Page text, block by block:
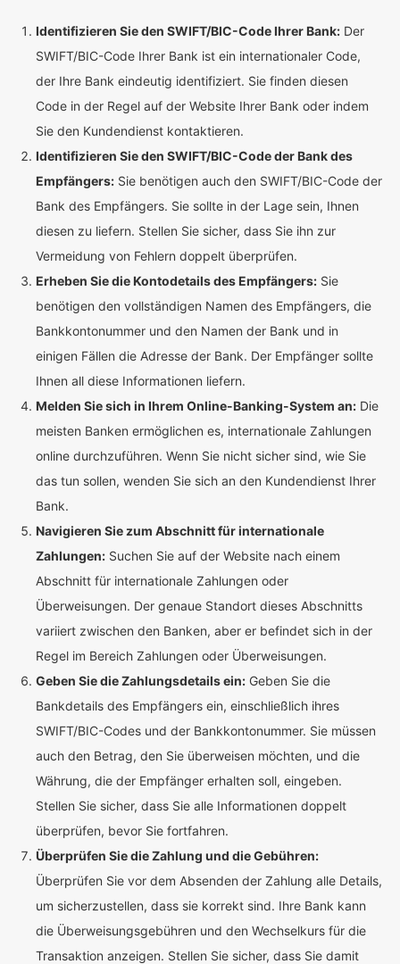
Identifizieren Sie den SWIFT/BIC-Code Ihrer Bank: Der
SWIFT/BIC-Code Ihrer Bank ist ein internationaler Code,
der Ihre Bank eindeutig identifiziert. Sie finden diesen
Code in der Regel auf der Website Ihrer Bank oder indem
Sie den Kundendienst kontaktieren.
Identifizieren Sie den SWIFT/BIC-Code der Bank des
Empfängers: Sie benötigen auch den SWIFT/BIC-Code der
Bank des Empfängers. Sie sollte in der Lage sein, Ihnen
diesen zu liefern. Stellen Sie sicher, dass Sie ihn zur
Vermeidung von Fehlern doppelt überprüfen.
Erheben Sie die Kontodetails des Empfängers: Sie
benötigen den vollständigen Namen des Empfängers, die
Bankkontonummer und den Namen der Bank und in
einigen Fällen die Adresse der Bank. Der Empfänger sollte
Ihnen all diese Informationen liefern.
Melden Sie sich in Ihrem Online-Banking-System an: Die
meisten Banken ermöglichen es, internationale Zahlungen
online durchzuführen. Wenn Sie nicht sicher sind, wie Sie
das tun sollen, wenden Sie sich an den Kundendienst Ihrer
Bank.
Navigieren Sie zum Abschnitt für internationale
Zahlungen: Suchen Sie auf der Website nach einem
Abschnitt für internationale Zahlungen oder
Überweisungen. Der genaue Standort dieses Abschnitts
variiert zwischen den Banken, aber er befindet sich in der
Regel im Bereich Zahlungen oder Überweisungen.
Geben Sie die Zahlungsdetails ein: Geben Sie die
Bankdetails des Empfängers ein, einschließlich ihres
SWIFT/BIC-Codes und der Bankkontonummer. Sie müssen
auch den Betrag, den Sie überweisen möchten, und die
Währung, die der Empfänger erhalten soll, eingeben.
Stellen Sie sicher, dass Sie alle Informationen doppelt
überprüfen, bevor Sie fortfahren.
Überprüfen Sie die Zahlung und die Gebühren:
Überprüfen Sie vor dem Absenden der Zahlung alle Details,
um sicherzustellen, dass sie korrekt sind. Ihre Bank kann
die Überweisungsgebühren und den Wechselkurs für die
Transaktion anzeigen. Stellen Sie sicher, dass Sie damit